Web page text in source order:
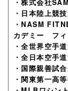
・日本陸上競
・NASM
カデミー フィ
・全世界空手
・全日本空手
・国際親善試
・関東第一高